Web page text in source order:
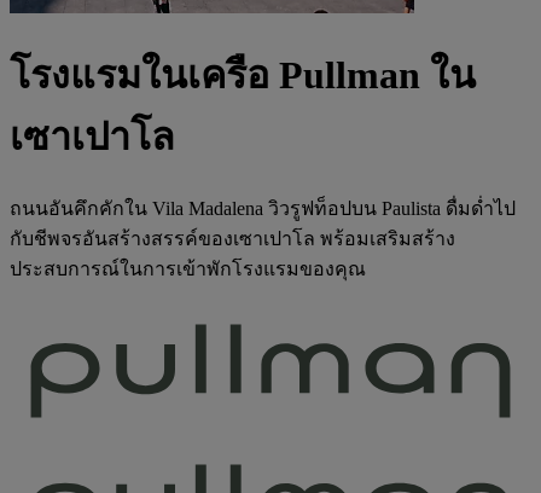
โรงแรมในเครือ Pullman ใน
เซาเปาโล
ถนนอันคึกคักใน Vila Madalena วิวรูฟท็อปบน Paulista ดื่มด่ำไป
กับชีพจรอันสร้างสรรค์ของเซาเปาโล พร้อมเสริมสร้าง
ประสบการณ์ในการเข้าพักโรงแรมของคุณ